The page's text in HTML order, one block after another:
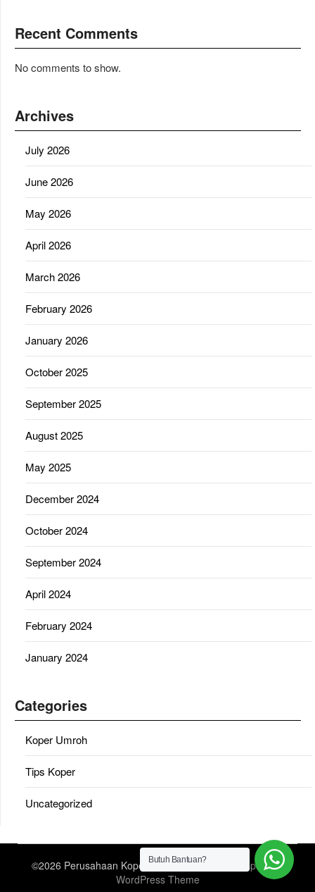
Recent Comments
No comments to show.
Archives
July 2026
June 2026
May 2026
April 2026
March 2026
February 2026
January 2026
October 2025
September 2025
August 2025
May 2025
December 2024
October 2024
September 2024
April 2024
February 2024
January 2024
Categories
Koper Umroh
Tips Koper
Uncategorized
©2026 Perusahaan Koper Umroh| Design:
Newspaperly
WordPress Theme
Butuh Bantuan?